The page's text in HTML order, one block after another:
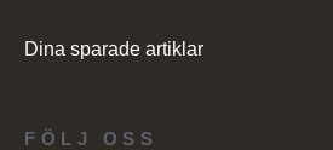
Dina sparade artiklar
FÖLJ OSS